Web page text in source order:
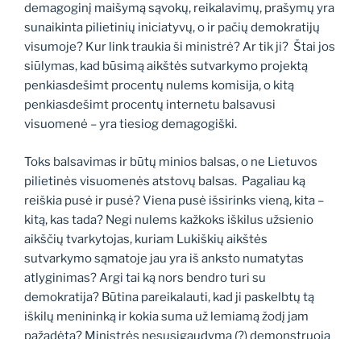
demagoginį maišymą sąvokų, reikalavimų, prašymų yra
sunaikinta pilietinių iniciatyvų, o ir pačių demokratijų
visumoje? Kur link traukia ši ministrė? Ar tik ji? Štai jos
siūlymas, kad būsimą aikštės sutvarkymo projektą
penkiasdešimt procentų nulems komisija, o kitą
penkiasdešimt procentų internetu balsavusi
visuomenė – yra tiesiog demagogiški.
Toks balsavimas ir būtų minios balsas, o ne Lietuvos
pilietinės visuomenės atstovų balsas. Pagaliau ką
reiškia pusė ir pusė? Viena pusė išsirinks vieną, kita –
kitą, kas tada? Negi nulems kažkoks iškilus užsienio
aikščių tvarkytojas, kuriam Lukiškių aikštės
sutvarkymo sąmatoje jau yra iš anksto numatytas
atlyginimas? Argi tai ką nors bendro turi su
demokratija? Būtina pareikalauti, kad ji paskelbtų tą
iškilų menininką ir kokia suma už lemiamą žodį jam
pažadėta? Ministrės nesusigaudymą (?) demonstruoja